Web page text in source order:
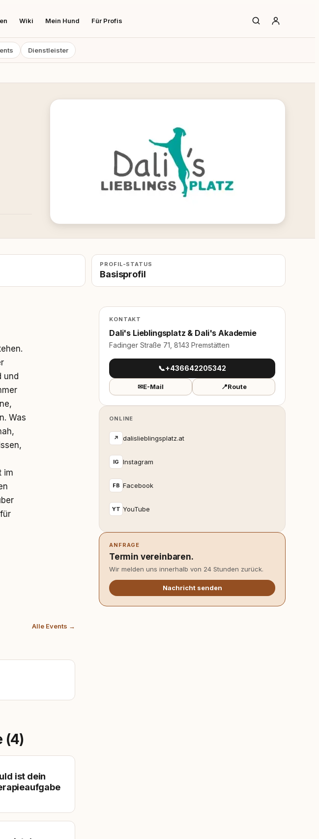
Wiki Mein Hund Für Profis
Dienstleister
PROFIL-STATUS
Basisprofil
und
Was
im
Alle Events →
(4)
ist dein
KONTAKT
Dali's Lieblingsplatz & Dali's Akademie
Fadinger Straße 71, 8143 Premstätten
📞+436642205342
✉E-Mail 📍Route
ONLINE
↗ dalislieblingsplatz.at
IG Instagram
FB Facebook
YT YouTube
ANFRAGE
Termin vereinbaren.
Wir melden uns innerhalb von 24 Stunden zurück.
Nachricht senden